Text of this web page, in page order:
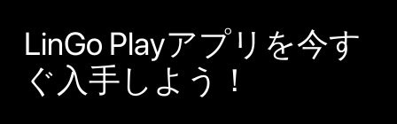
LinGo Playアプリを今す
ぐ入手しよう！